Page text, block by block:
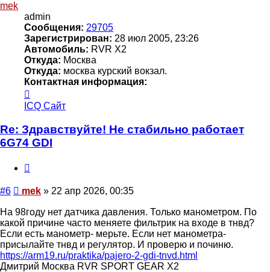
mek
admin
Сообщения: 29705
Зарегистрирован: 28 июл 2005, 23:26
Автомобиль: RVR X2
Откуда: Москва
Откуда: москва курский вокзал.
Контактная информация:
информация
пользователя
ICQ Сайт
Re: Здравствуйте! Не стабильно работает
6G74 GDI
#6 Сообщение
mek » 22 апр 2026, 00:35
На 98году нет датчика давления. Только манометром. По
какой причине часто меняете фильтрик на входе в тнвд?
Если есть манометр- мерьте. Если нет манометра-
присылайте тнвд и регулятор. И проверю и починю.
https://arm19.ru/praktika/pajero-2-gdi-tnvd.html
Дмитрий Москва RVR SPORT GEAR X2